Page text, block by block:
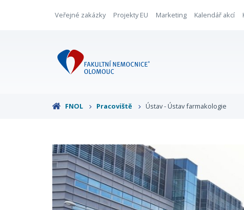
Veřejné zakázky Projekty EU Marketing Kalendář akcí
FNOL Pracoviště Ústav - Ústav farmakologie